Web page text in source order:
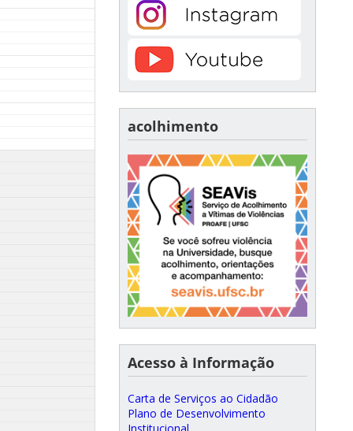
acolhimento
Acesso à Informação
Carta de Serviços ao Cidadão
Plano de Desenvolvimento